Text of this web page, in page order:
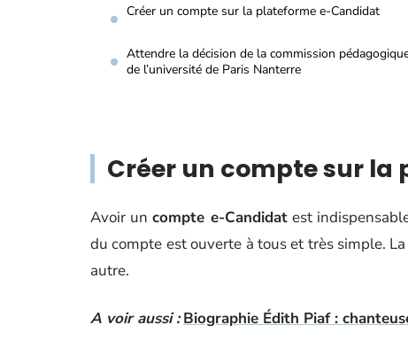
Créer un compte sur la plateforme e-Candidat
Attendre la décision de la commission
de l’université de Paris Nanterre
Créer un compte sur
Avoir uncompte e-Candidatest
du compte est ouverte à tous et très simple.
autre.
A voir aussi : Biographie Édith Piaf :